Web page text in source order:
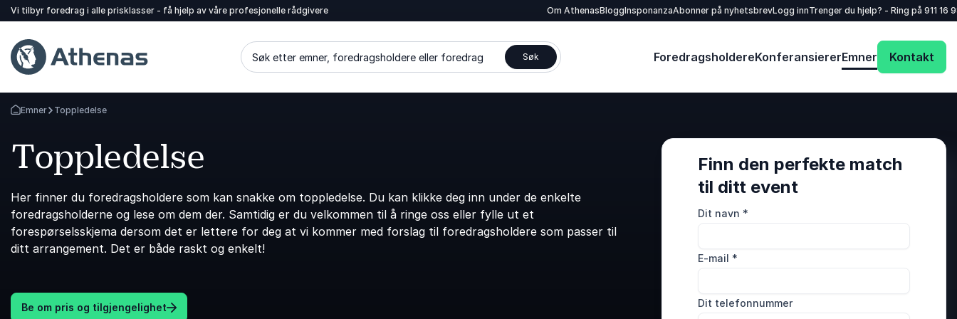
Vi tilbyr foredrag i alle prisklasser - få hjelp av våre profesjonelle rådgivere Om AthenasBloggInsponanzaAbonner på nyhetsbrevLogg innTrenger du hjelp? - Ring på 911 16
Søk etter emner, foredragsholdere eller foredrag Søk ForedragsholdereKonferansiererEmner Kontakt
Gå tilbake til startsiden
Emner Toppledelse
Toppledelse
Her finner du foredragsholdere som kan snakke om toppledelse. Du kan klikke deg inn under de enkelte
foredragsholderne og lese om dem der. Samtidig er du velkommen til å ringe oss eller fylle ut et
forespørselsskjema dersom det er lettere for deg at vi kommer med forslag til foredragsholdere som passer til
ditt arrangement. Det er både raskt og enkelt!
Be om pris og tilgjengelighet
Finn den perfekte match
til ditt event
Dit navn *
E-mail *
Dit telefonnummer